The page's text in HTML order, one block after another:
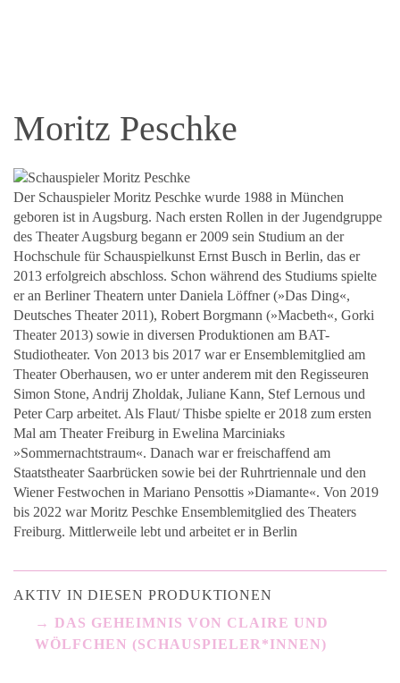
Moritz Peschke
Der Schauspieler Moritz Peschke wurde 1988 in München
geboren ist in Augsburg. Nach ersten Rollen in der Jugendgruppe
des Theater Augsburg begann er 2009 sein Studium an der
Hochschule für Schauspielkunst Ernst Busch in Berlin, das er
2013 erfolgreich abschloss. Schon während des Studiums spielte
er an Berliner Theatern unter Daniela Löffner (»Das Ding«,
Deutsches Theater 2011), Robert Borgmann (»Macbeth«, Gorki
Theater 2013) sowie in diversen Produktionen am BAT-
Studiotheater. Von 2013 bis 2017 war er Ensemblemitglied am
Theater Oberhausen, wo er unter anderem mit den Regisseuren
Simon Stone, Andrij Zholdak, Juliane Kann, Stef Lernous und
Peter Carp arbeitet. Als Flaut/ Thisbe spielte er 2018 zum ersten
Mal am Theater Freiburg in Ewelina Marciniaks
»Sommernachtstraum«. Danach war er freischaffend am
Staatstheater Saarbrücken sowie bei der Ruhrtriennale und den
Wiener Festwochen in Mariano Pensottis »Diamante«. Von 2019
bis 2022 war Moritz Peschke Ensemblemitglied des Theaters
Freiburg. Mittlerweile lebt und arbeitet er in Berlin
AKTIV IN DIESEN PRODUKTIONEN
DAS GEHEIMNIS VON CLAIRE UND
WÖLFCHEN (SCHAUSPIELER*INNEN)